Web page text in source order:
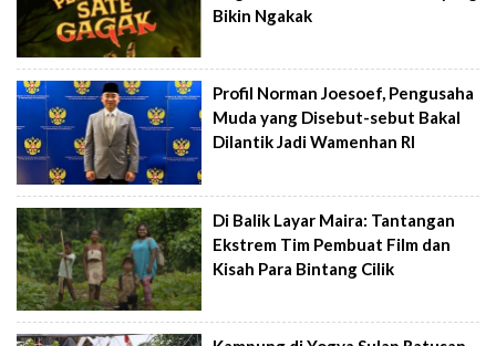
Bikin Ngakak
Profil Norman Joesoef, Pengusaha
Muda yang Disebut-sebut Bakal
Dilantik Jadi Wamenhan RI
Di Balik Layar Maira: Tantangan
Ekstrem Tim Pembuat Film dan
Kisah Para Bintang Cilik